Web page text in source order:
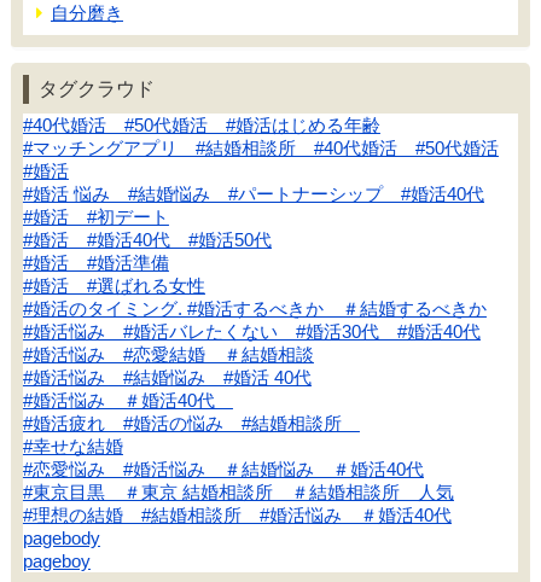
自分磨き
タグクラウド
#40代婚活 #50代婚活 #婚活はじめる年齢
#マッチングアプリ #結婚相談所 #40代婚活 #50代婚活
#婚活
#婚活 悩み #結婚悩み #パートナーシップ #婚活40代
#婚活 #初デート
#婚活 #婚活40代 #婚活50代
#婚活 #婚活準備
#婚活 #選ばれる女性
#婚活のタイミング. #婚活するべきか ＃結婚するべきか
#婚活悩み #婚活バレたくない #婚活30代 #婚活40代
#婚活悩み #恋愛結婚 ＃結婚相談
#婚活悩み #結婚悩み #婚活 40代
#婚活悩み ＃婚活40代
#婚活疲れ #婚活の悩み #結婚相談所
#幸せな結婚
#恋愛悩み #婚活悩み ＃結婚悩み ＃婚活40代
#東京目黒 ＃東京 結婚相談所 ＃結婚相談所 人気
#理想の結婚 #結婚相談所 #婚活悩み ＃婚活40代
pagebody
pageboy